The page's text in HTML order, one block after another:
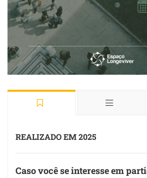
REALIZADO EM 2025
Caso você se interesse em